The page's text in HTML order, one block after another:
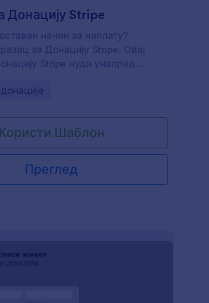
Донацију Stripe
начин за наплату?
за Донацију Stripe. Овај
Stripe нуди унапред
жељеног износа, ако је
Слободно прилагоди образац
додај још поља.
Користи Шаблон
Преглед